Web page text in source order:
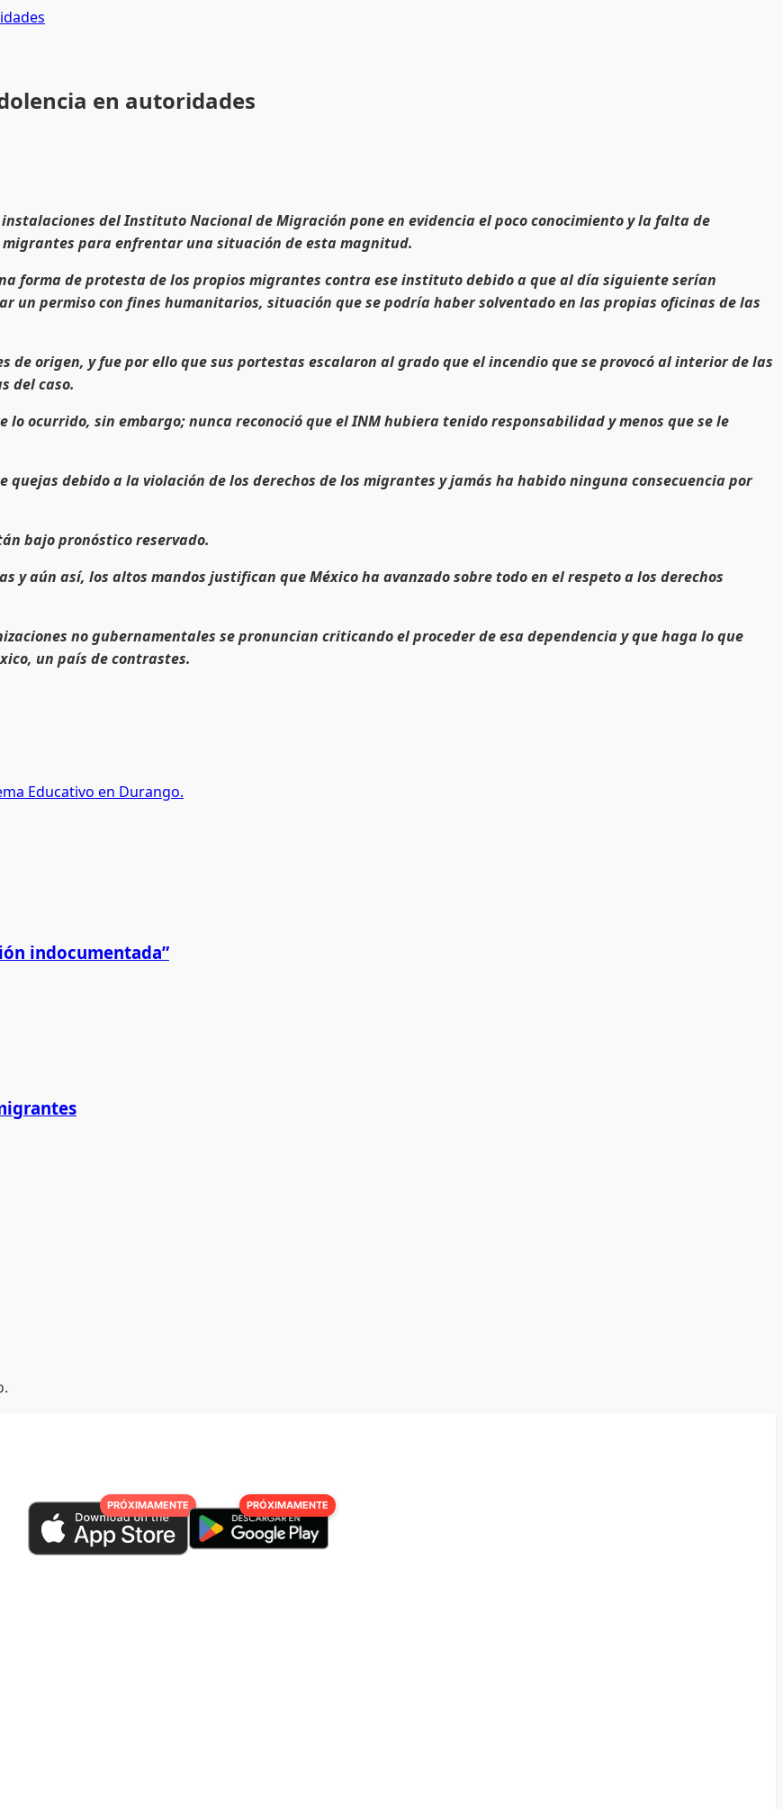
en autoridades
del Instituto Nacional de Migración pone en evidencia el poco conocimiento y la falta de
para enfrentar una situación de esta magnitud.
forma de protesta de los propios migrantes contra ese instituto debido a que al día siguiente serían
un permiso con fines humanitarios, situación que se podría haber solventado en las propias oficinas de las
de origen, y fue por ello que sus portestas escalaron al grado que el incendio que se provocó al interior de las
del caso.
ocurrido, sin embargo; nunca reconoció que el INM hubiera tenido responsabilidad y menos que se le
debido a la violación de los derechos de los migrantes y jamás ha habido ninguna consecuencia por
bajo pronóstico reservado.
y aún así, los altos mandos justifican que México ha avanzado sobre todo en el respeto a los derechos
no gubernamentales se pronuncian criticando el proceder de esa dependencia y que haga lo que
un país de contrastes.
Educativo en Durango.
indocumentada”
PRÓXIMAMENTE PRÓXIMAMENTE